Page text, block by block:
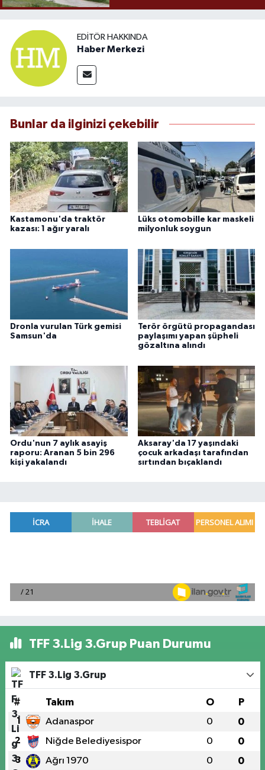
EDITÖR HAKKINDA
Haber Merkezi
Bunlar da ilginizi çekebilir
Kastamonu'da traktör
kazası: 1 ağır yaralı
Lüks otomobille kar maskeli
milyonluk soygun
Dronla vurulan Türk gemisi
Samsun'da
Terör örgütü propagandası
paylaşımı yapan şüpheli
gözaltına alındı
Ordu'nun 7 aylık asayiş
raporu: Aranan 5 bin 296
kişi yakalandı
Aksaray'da 17 yaşındaki
çocuk arkadaşı tarafından
sırtından bıçaklandı
TFF 3.Lig 3.Grup Puan Durumu
TFF 3.Lig 3.Grup
# Takım O P
1 Adanaspor 0 0
2 Niğde Belediyesispor 0 0
3 Ağrı 1970 0 0